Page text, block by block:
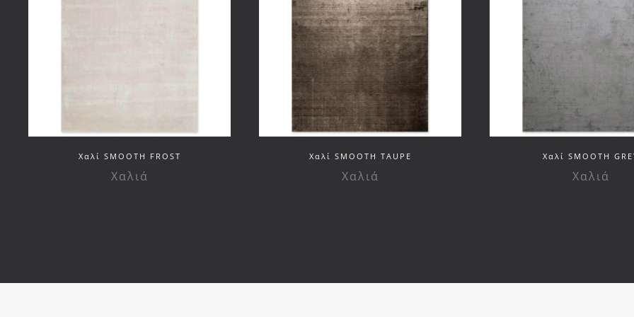
Xαλί SMOOTH FROST
Χαλιά
Xαλί SMOOTH TAUPE
Χαλιά
Xαλί SMOOTH
Χαλιά